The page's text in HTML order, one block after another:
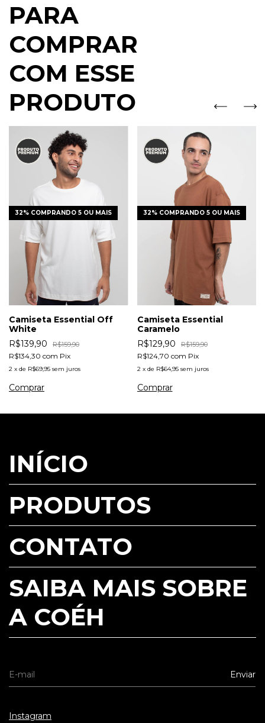
PARA
COMPRAR
COM ESSE
PRODUTO
32% COMPRANDO 5 OU MAIS
Camiseta Essential Off
White
R$139,90
R$159,90
R$134,30 com Pix
2 x de R$69,95 sem juros
Comprar
32% COMPRANDO 5 OU MAIS
Camiseta Essential
Caramelo
R$129,90
R$159,90
R$124,70 com Pix
2 x de R$64,95 sem juros
Comprar
INÍCIO
PRODUTOS
CONTATO
SAIBA MAIS SOBRE
A COÉH
Instagram